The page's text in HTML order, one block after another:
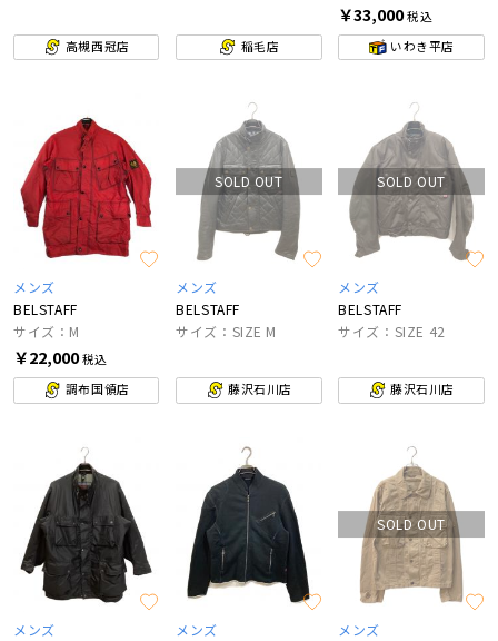
高槻西冠店 稲毛店
￥33,000税込
いわき平店
メンズ
BELSTAFF
サイズ：M
￥22,000税込
調布国領店
SOLD OUT
メンズ
BELSTAFF
サイズ：SIZE M
藤沢石川店
SOLD OUT
メンズ
BELSTAFF
サイズ：SIZE 42
藤沢石川店
メンズ
メンズ
SOLD OUT
メンズ